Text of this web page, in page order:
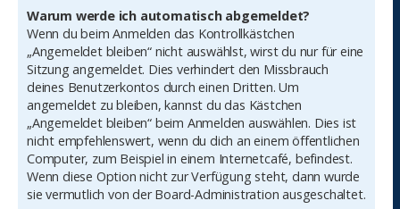
Warum werde ich automatisch abgemeldet?
Wenn du beim Anmelden das Kontrollkästchen
„Angemeldet bleiben“ nicht auswählst, wirst du nur für eine
Sitzung angemeldet. Dies verhindert den Missbrauch
deines Benutzerkontos durch einen Dritten. Um
angemeldet zu bleiben, kannst du das Kästchen
„Angemeldet bleiben“ beim Anmelden auswählen. Dies ist
nicht empfehlenswert, wenn du dich an einem öffentlichen
Computer, zum Beispiel in einem Internetcafé, befindest.
Wenn diese Option nicht zur Verfügung steht, dann wurde
sie vermutlich von der Board-Administration ausgeschaltet.